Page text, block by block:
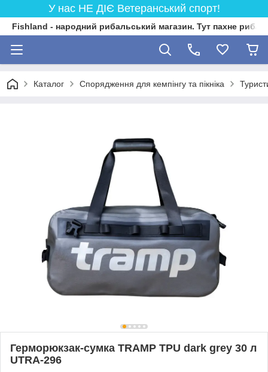
У нас НЕ ДІЄ Ветеранський спорт!
Fishland - народний рибальський магазин. Тут пахне
Каталог Спорядження для кемпінгу та пікніка
Герморюкзак-сумка TRAMP TPU dark grey 30 л
UTRA-296